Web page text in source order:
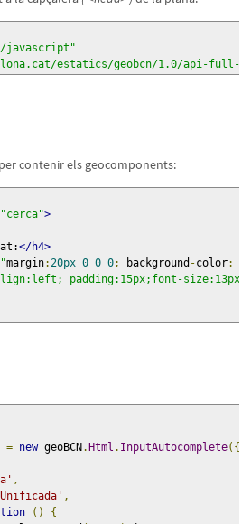
javascript"
estatics/geobcn/1.0/api-full-
contenir els geocomponents:
"cerca">
</h4>
"margin:20px 0 0 0; background -color:
padding:15px;font-
= new geoBCN.Html . InputAutocomplete({
,
,
()
{